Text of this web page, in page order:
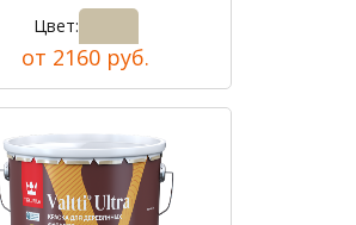
Цвет:
от 2160 руб.